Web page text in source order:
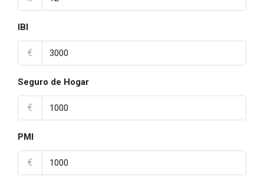
IBI
€
Seguro de Hogar
€
PMI
€